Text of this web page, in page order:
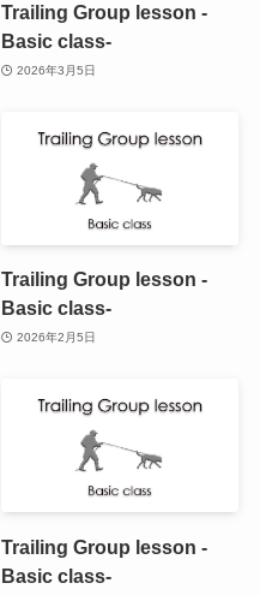
Trailing Group lesson -
Basic class-
2026年3月5日
Trailing Group lesson -
Basic class-
2026年2月5日
Trailing Group lesson -
Basic class-